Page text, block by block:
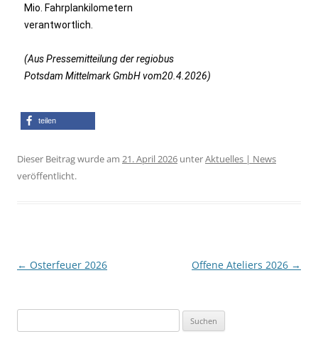
Mio. Fahrplankilometern
verantwortlich.
(Aus Pressemitteilung der regiobus
Potsdam Mittelmark GmbH vom20.4.2026)
teilen
Dieser Beitrag wurde am 21. April 2026 unterAktuelles | News
veröffentlicht.
Beitragsnavigation
← Osterfeuer 2026 Offene Ateliers 2026 →